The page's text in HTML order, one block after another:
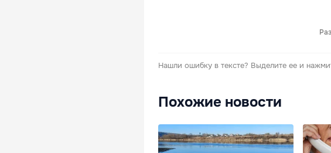
Нашли ошибку в тексте? Выделите ее и
Похожие новости